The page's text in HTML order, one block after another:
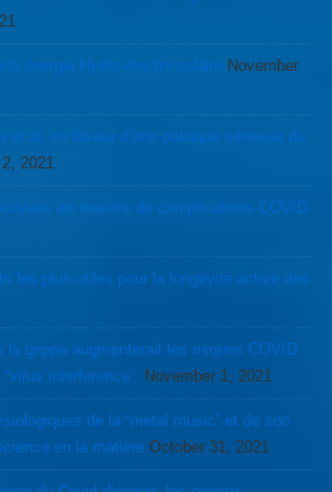
énergie Hydro-électro-solaire November
et al, en faveur d’une politique sérieuse du
2021
en matière de complications COVID
les plus utiles pour la longévité active des
grippe augmenterait les risques COVID
interference”. November 1, 2021
de la “metal music” et de son
en la matière October 31, 2021